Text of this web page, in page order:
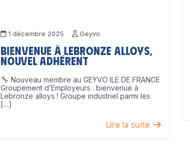
1 décembre 2025 Geyvo
Bienvenue à Lebronze Alloys,
nouvel adhérent
Nouveau membre au GEYVO ILE DE FRANCE
Groupement d’Employeurs : bienvenue à
Lebronze alloys ! Groupe industriel parmi les
[…]
Lire la suite